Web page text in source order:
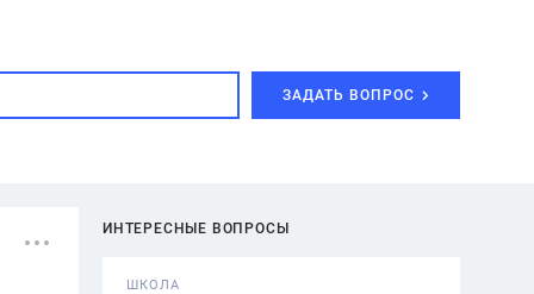
ЗАДАТЬ ВОПРОС
ИНТЕРЕСНЫЕ ВОПРОСЫ
ШКОЛА